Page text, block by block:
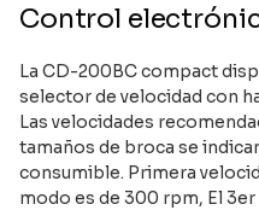
Control
La CD-200BC compact
selector de velocidad con
Las velocidades
tamaños de broca se
consumible. Primera
modo es de 300 rpm, El